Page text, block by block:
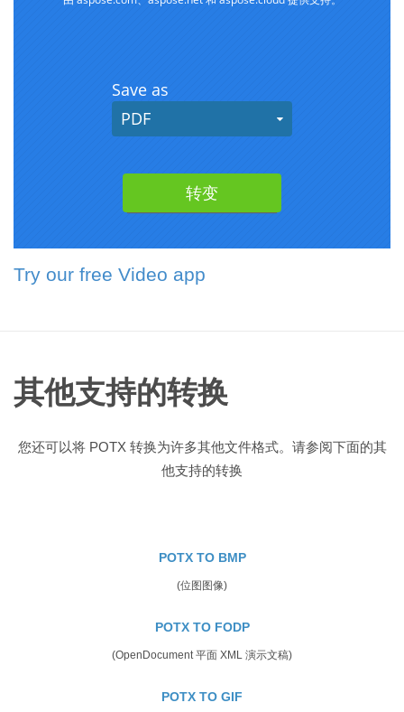
Try our free Video app
其他支持的转换
您还可以将 POTX 转换为许多其他文件格式。请参阅下面的其
他支持的转换
POTX TO BMP
(位图图像)
POTX TO FODP
(OpenDocument 平面 XML 演示文稿)
POTX TO GIF